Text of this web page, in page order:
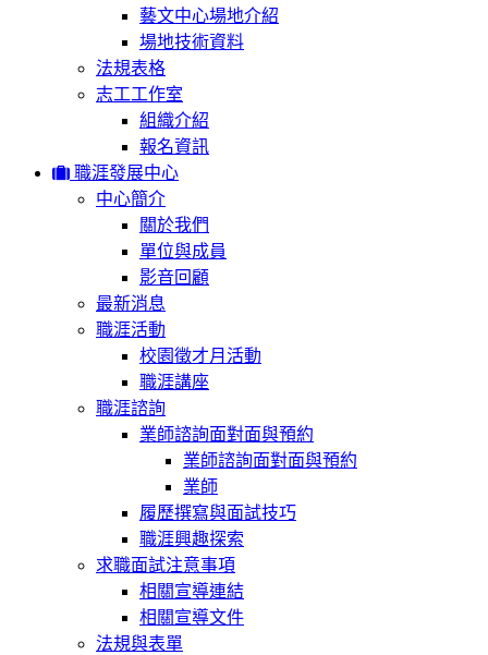
藝文中心場地介紹
場地技術資料
法規表格
志工工作室
組織介紹
報名資訊
職涯發展中心
中心簡介
關於我們
單位與成員
影音回顧
最新消息
職涯活動
校園徵才月活動
職涯講座
職涯諮詢
業師諮詢面對面與預約
業師諮詢面對面與預約
業師
履歷撰寫與面試技巧
職涯興趣探索
求職面試注意事項
相關宣導連結
相關宣導文件
法規與表單